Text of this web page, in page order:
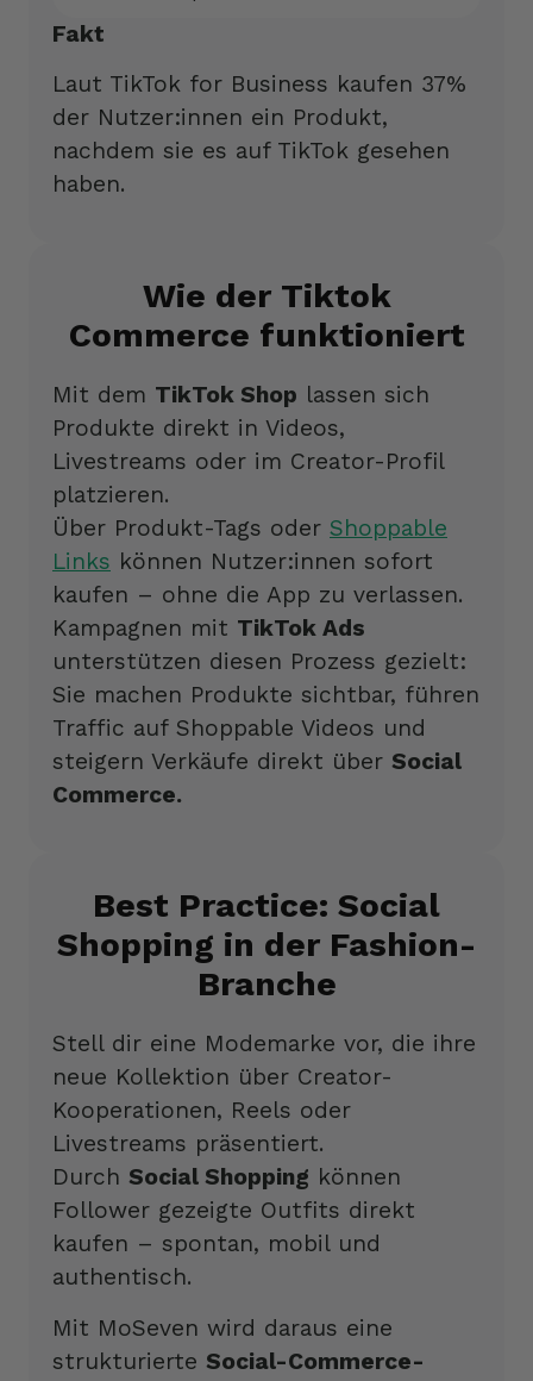
Fakt
Laut TikTok for Business kaufen 37%
der Nutzer:innen ein Produkt,
nachdem sie es auf TikTok gesehen
haben.
Wie der Tiktok
Commerce funktioniert
Mit dem TikTok Shop lassen sich
Produkte direkt in Videos,
Livestreams oder im Creator-Profil
platzieren.
Über Produkt-Tags oder Shoppable
Links können Nutzer:innen sofort
kaufen – ohne die App zu verlassen.
Kampagnen mit TikTok Ads
unterstützen diesen Prozess gezielt:
Sie machen Produkte sichtbar, führen
Traffic auf Shoppable Videos und
steigern Verkäufe direkt über Social
Commerce.
Best Practice: Social
Shopping in der Fashion-
Branche
Stell dir eine Modemarke vor, die ihre
neue Kollektion über Creator-
Kooperationen, Reels oder
Livestreams präsentiert.
Durch Social Shopping können
Follower gezeigte Outfits direkt
kaufen – spontan, mobil und
authentisch.
Mit MoSeven wird daraus eine
strukturierte Social-Commerce-